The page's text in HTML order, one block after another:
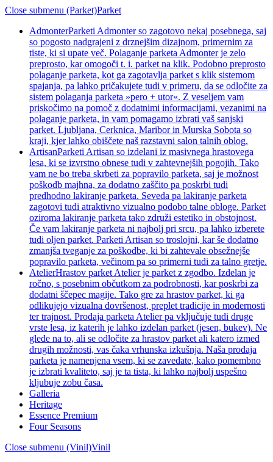
Close submenu (Parket)Parket
AdmonterParketi Admonter so zagotovo nekaj posebnega, saj
so pogosto nadgrajeni z drznejšim dizajnom, primernim za
tiste, ki si upate več. Polaganje parketa Admonter je zelo
preprosto, kar omogoči t. i. parket na klik. Podobno preprosto
polaganje parketa, kot ga zagotavlja parket s klik sistemom
spajanja, pa lahko pričakujete tudi v primeru, da se odločite za
sistem polaganja parketa »pero + utor«. Z veseljem vam
priskočimo na pomoč z dodatnimi informacijami, vezanimi na
polaganje parketa, in vam pomagamo izbrati vaš sanjski
parket. Ljubljana, Cerknica, Maribor in Murska Sobota so
kraji, kjer lahko obiščete naš razstavni salon talnih oblog.
ArtisanParketi Artisan so izdelani iz masivnega hrastovega
lesa, ki se izvrstno obnese tudi v zahtevnejših pogojih. Tako
vam ne bo treba skrbeti za popravilo parketa, saj je možnost
poškodb majhna, za dodatno zaščito pa poskrbi tudi
predhodno lakiranje parketa. Seveda pa lakiranje parketa
zagotovi tudi atraktivno vizualno podobo talne obloge. Parket
oziroma lakiranje parketa tako združi estetiko in obstojnost.
Če vam lakiranje parketa ni najbolj pri srcu, pa lahko izberete
tudi oljen parket. Parketi Artisan so troslojni, kar še dodatno
zmanjša tveganje za poškodbe, ki bi zahtevale obsežnejše
popravilo parketa, večinom pa so primerni tudi za talno gretje.
AtelierHrastov parket Atelier je parket z zgodbo. Izdelan je
ročno, s posebnim občutkom za podrobnosti, kar poskrbi za
dodatni ščepec magije. Tako gre za hrastov parket, ki ga
odlikujejo vizualna dovršenost, preplet tradicije in modernosti
ter trajnost. Prodaja parketa Atelier pa vključuje tudi druge
vrste lesa, iz katerih je lahko izdelan parket (jesen, bukev). Ne
glede na to, ali se odločite za hrastov parket ali katero izmed
drugih možnosti, vas čaka vrhunska izkušnja. Naša prodaja
parketa je namenjena vsem, ki se zavedate, kako pomembno
je izbrati kvaliteto, saj je ta tista, ki lahko najbolj uspešno
kljubuje zobu časa.
Galleria
Heritage
Essence Premium
Four Seasons
Close submenu (Vinil)Vinil